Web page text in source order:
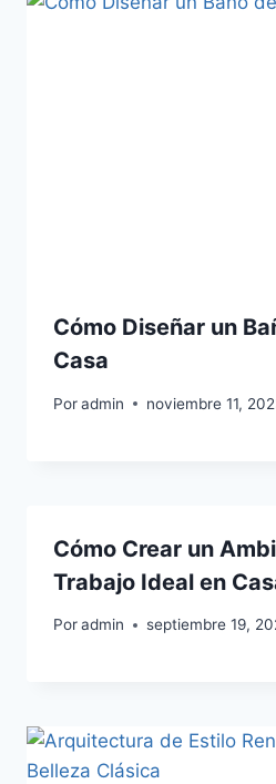
Cómo Diseñar un
Casa
Poradmin noviembre 11,
Cómo Crear un
Trabajo Ideal en
Poradmin septiembre 19,